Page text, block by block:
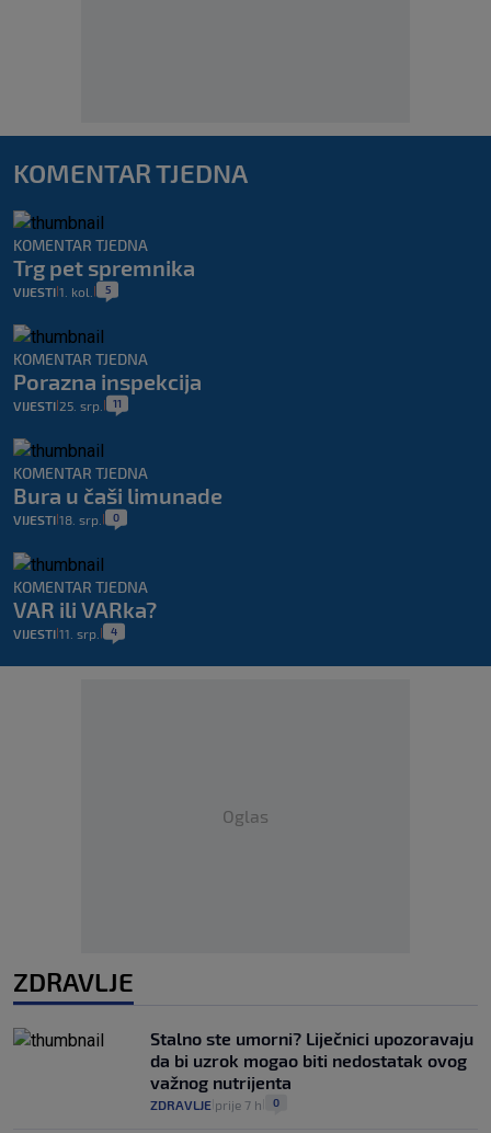
KOMENTAR TJEDNA
KOMENTAR TJEDNA
Trg pet spremnika
VIJESTI 1. kol. 5
KOMENTAR TJEDNA
Porazna inspekcija
VIJESTI 25. srp. 11
KOMENTAR TJEDNA
Bura u čaši limunade
VIJESTI 18. srp. 0
KOMENTAR TJEDNA
VAR ili VARka?
VIJESTI 11. srp. 4
Oglas
ZDRAVLJE
Stalno ste umorni? Liječnici upozoravaju
da bi uzrok mogao biti nedostatak ovog
važnog nutrijenta
ZDRAVLJE prije 7 h 0